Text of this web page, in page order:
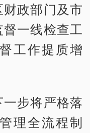
政部门及市
一线检查工
工作提质增
步将严格落
理全流程制